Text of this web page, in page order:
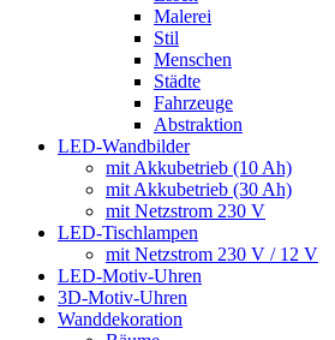
Malerei
Stil
Menschen
Städte
Fahrzeuge
Abstraktion
LED-Wandbilder
mit Akkubetrieb (10 Ah)
mit Akkubetrieb (30 Ah)
mit Netzstrom 230 V
LED-Tischlampen
mit Netzstrom 230 V / 12 V
LED-Motiv-Uhren
3D-Motiv-Uhren
Wanddekoration